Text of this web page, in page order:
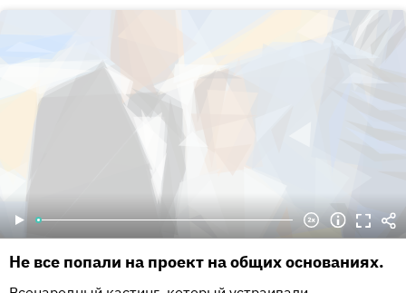
Не все попали на проект на общих основаниях.